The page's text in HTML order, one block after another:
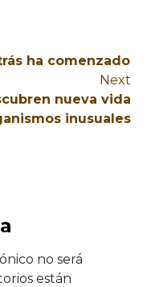
ha comenzado
Next
nueva vida
inusuales
no será
están